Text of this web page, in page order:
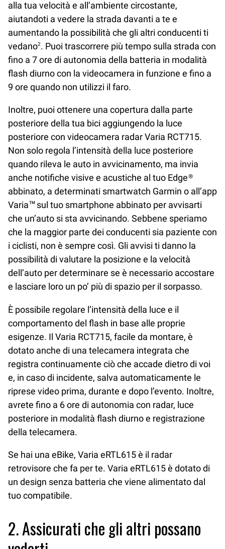
alla tua velocità e all’ambiente circostante,
aiutandoti a vedere la strada davanti a te e
aumentando la possibilità che gli altri conducenti ti
vedano2. Puoi trascorrere più tempo sulla strada con
fino a 7 ore di autonomia della batteria in modalità
flash diurno con la videocamera in funzione e fino a
9 ore quando non utilizzi il faro.
Inoltre, puoi ottenere una copertura dalla parte
posteriore della tua bici aggiungendo la luce
posteriore con videocamera radar Varia RCT715.
Non solo regola l’intensità della luce posteriore
quando rileva le auto in avvicinamento, ma invia
anche notifiche visive e acustiche al tuo Edge®
abbinato, a determinati smartwatch Garmin o all’app
Varia™ sul tuo smartphone abbinato per avvisarti
che un’auto si sta avvicinando. Sebbene speriamo
che la maggior parte dei conducenti sia paziente con
i ciclisti, non è sempre così. Gli avvisi ti danno la
possibilità di valutare la posizione e la velocità
dell’auto per determinare se è necessario accostare
e lasciare loro un po’ più di spazio per il sorpasso.
È possibile regolare l’intensità della luce e il
comportamento del flash in base alle proprie
esigenze. Il Varia RCT715, facile da montare, è
dotato anche di una telecamera integrata che
registra continuamente ciò che accade dietro di voi
e, in caso di incidente, salva automaticamente le
riprese video prima, durante e dopo l’evento. Inoltre,
avrete fino a 6 ore di autonomia con radar, luce
posteriore in modalità flash diurno e registrazione
della telecamera.
Se hai una eBike, Varia eRTL615 è il radar
retrovisore che fa per te. Varia eRTL615 è dotato di
un design senza batteria che viene alimentato dal
tuo compatibile.
2. Assicurati che gli altri possano